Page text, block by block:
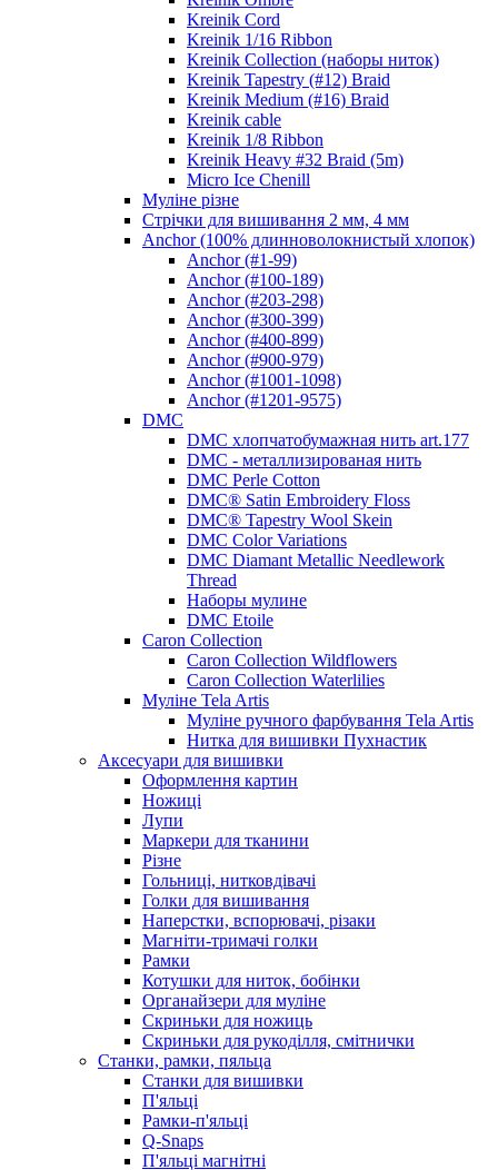
Kreinik Cord
Kreinik 1/16 Ribbon
Kreinik Collection (наборы ниток)
Kreinik Tapestry (#12) Braid
Kreinik Medium (#16) Braid
Kreinik cable
Kreinik 1/8 Ribbon
Kreinik Heavy #32 Braid (5m)
Micro Ice Chenill
Муліне різне
Стрічки для вишивання 2 мм, 4 мм
Anchor (100% длинноволокнистый хлопок)
Anchor (#1-99)
Anchor (#100-189)
Anchor (#203-298)
Anchor (#300-399)
Anchor (#400-899)
Anchor (#900-979)
Anchor (#1001-1098)
Anchor (#1201-9575)
DMC
DMC хлопчатобумажная нить art.177
DMC - металлизированая нить
DMC Perle Cotton
DMC® Satin Embroidery Floss
DMC® Tapestry Wool Skein
DMC Color Variations
DMC Diamant Metallic Needlework
Thread
Наборы мулине
DMC Etoile
Caron Collection
Caron Collection Wildflowers
Caron Collection Waterlilies
Муліне Tela Artis
Муліне ручного фарбування Tela Artis
Нитка для вишивки Пухнастик
Аксесуари для вишивки
Оформлення картин
Ножиці
Лупи
Маркери для тканини
Різне
Гольниці, нитковдівачі
Голки для вишивання
Наперстки, вспорювачі, різаки
Магніти-тримачі голки
Рамки
Котушки для ниток, бобінки
Органайзери для муліне
Скриньки для ножиць
Скриньки для рукоділля, смітнички
Станки, рамки, пяльца
Станки для вишивки
П'яльці
Рамки-п'яльці
Q-Snaps
П'яльці магнітні